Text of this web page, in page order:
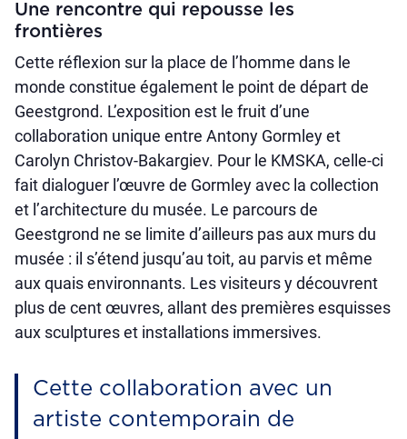
Une rencontre qui repousse les
frontières
Cette réflexion sur la place de l’homme dans le
monde constitue également le point de départ de
Geestgrond. L’exposition est le fruit d’une
collaboration unique entre Antony Gormley et
Carolyn Christov-Bakargiev. Pour le KMSKA, celle-ci
fait dialoguer l’œuvre de Gormley avec la collection
et l’architecture du musée. Le parcours de
Geestgrond ne se limite d’ailleurs pas aux murs du
musée : il s’étend jusqu’au toit, au parvis et même
aux quais environnants. Les visiteurs y découvrent
plus de cent œuvres, allant des premières esquisses
aux sculptures et installations immersives.
Cette collaboration avec un
artiste contemporain de